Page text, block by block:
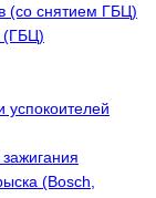
(со снятием ГБЦ)
(ГБЦ)
(Bosch,